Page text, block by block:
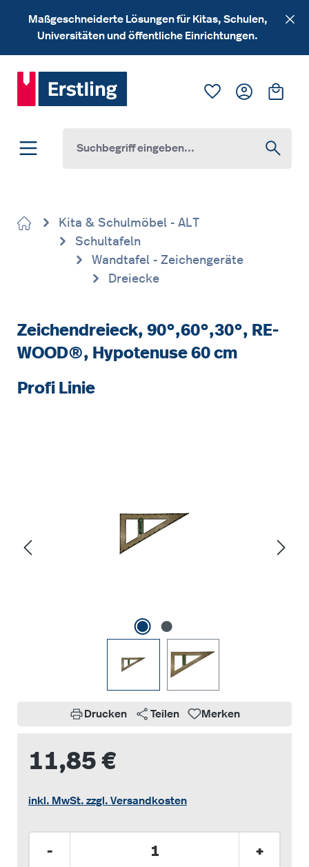
Zum Hauptinhalt springen
Maßgeschneiderte Lösungen für Kitas, Schulen,
Universitäten und öffentliche Einrichtungen.
Du hast 0
Kita & Schulmöbel - ALT
Schultafeln
Wandtafel - Zeichengeräte
Dreiecke
Zeichendreieck, 90°,60°,30°, RE-
WOOD®, Hypotenuse 60 cm
Profi Linie
Drucken Teilen Merken
11,85 €
inkl. MwSt. zzgl. Versandkosten
- +